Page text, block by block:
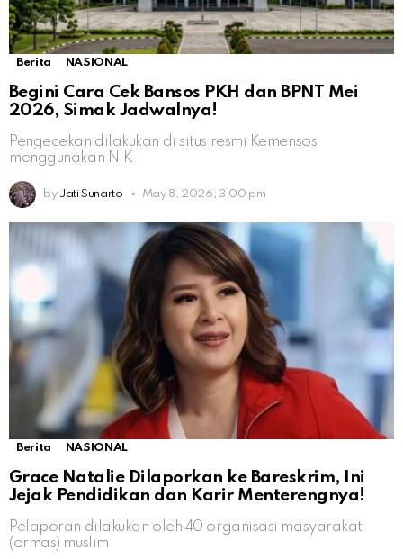
Berita NASIONAL
Begini Cara Cek Bansos PKH dan BPNT Mei
2026, Simak Jadwalnya!
Pengecekan dilakukan di situs resmi Kemensos
menggunakan NIK
by Jati Sunarto May 8, 2026, 3:00 pm
Berita NASIONAL
Grace Natalie Dilaporkan ke Bareskrim, Ini
Jejak Pendidikan dan Karir Menterengnya!
Pelaporan dilakukan oleh 40 organisasi masyarakat
(ormas) muslim